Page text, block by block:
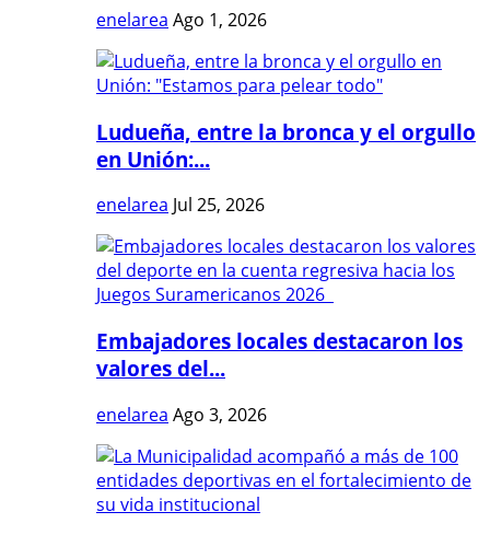
enelarea Ago 1, 2026
Ludueña, entre la bronca y el orgullo
en Unión:...
enelarea Jul 25, 2026
Embajadores locales destacaron los
valores del...
enelarea Ago 3, 2026